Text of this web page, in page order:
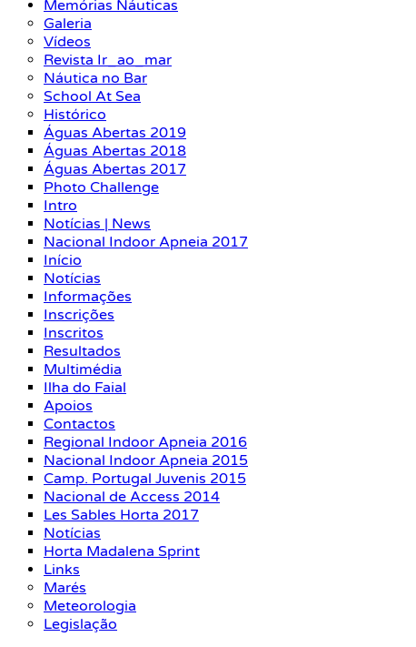
Memórias Náuticas
Galeria
Vídeos
Revista Ir_ao_mar
Náutica no Bar
School At Sea
Histórico
Águas Abertas 2019
Águas Abertas 2018
Águas Abertas 2017
Photo Challenge
Intro
Notícias | News
Nacional Indoor Apneia 2017
Início
Notícias
Informações
Inscrições
Inscritos
Resultados
Multimédia
Ilha do Faial
Apoios
Contactos
Regional Indoor Apneia 2016
Nacional Indoor Apneia 2015
Camp. Portugal Juvenis 2015
Nacional de Access 2014
Les Sables Horta 2017
Notícias
Horta Madalena Sprint
Links
Marés
Meteorologia
Legislação